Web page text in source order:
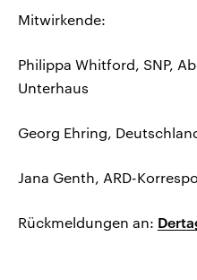
Mitwirkende:
Philippa Whitford, SNP,
Unterhaus
Georg Ehring,
Jana Genth, ARD-
Rückmeldungen an: